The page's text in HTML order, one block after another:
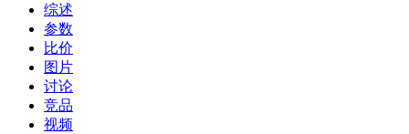
综述
参数
比价
图片
讨论
竞品
视频